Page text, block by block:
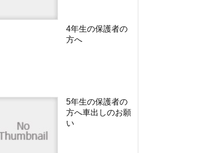
4年生の保護者の
方へ
5年生の保護者の
方へ車出しのお願
い